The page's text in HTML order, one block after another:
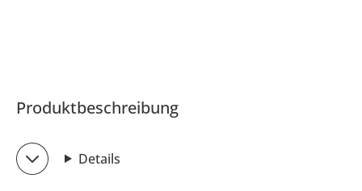
Produktbeschreibung
Details